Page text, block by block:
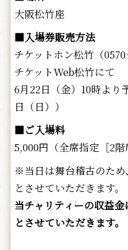
大阪松竹座
■入場券販売方法
チケットホン松竹（0570
チケットWeb松竹にて
6月22日（金）10時より
日（日））
■ご入場料
5,000円（全席指定［2階
※当日は舞台稽古のため
とさせていただきます。
当チャリティーの収益
とさせていただきます。